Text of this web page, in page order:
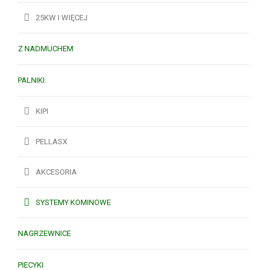
25KW I WIĘCEJ
Z NADMUCHEM
PALNIKI
KIPI
PELLASX
AKCESORIA
SYSTEMY KOMINOWE
NAGRZEWNICE
PIECYKI